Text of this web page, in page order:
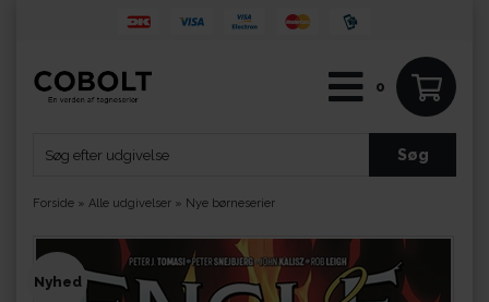
0
Forside » Alle udgivelser » Nye børneserier
Nyhed